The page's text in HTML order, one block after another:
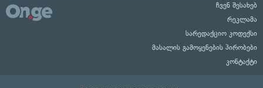
ჩვენ შესახებ
რეკლამა
სარედაქციო კოდექსი
მასალის გამოყენების პირობები
კონტაქტი